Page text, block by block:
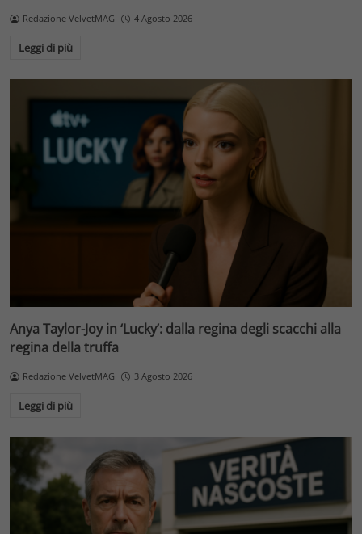
Redazione VelvetMAG 4 Agosto 2026
Leggi di più
Anya Taylor-Joy in ‘Lucky’: dalla regina degli scacchi alla
regina della truffa
Redazione VelvetMAG 3 Agosto 2026
Leggi di più